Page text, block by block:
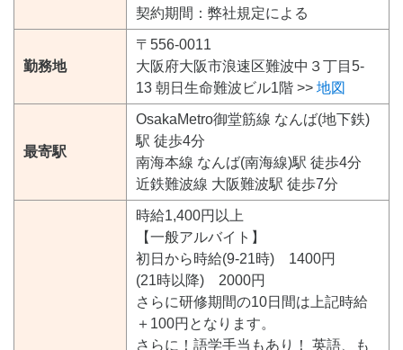
契約期間：弊社規定による
勤務地
〒556-0011
大阪府大阪市浪速区難波中３丁目5-
13 朝日生命難波ビル1階 >> 地図
最寄駅
OsakaMetro御堂筋線 なんば(地下鉄)
駅 徒歩4分
南海本線 なんば(南海線)駅 徒歩4分
近鉄難波線 大阪難波駅 徒歩7分
時給1,400円以上
【一般アルバイト】
初日から時給(9-21時) 1400円
(21時以降) 2000円
さらに研修期間の10日間は上記時給
＋100円となります。
さらに！語学手当もあり！ 英語、も